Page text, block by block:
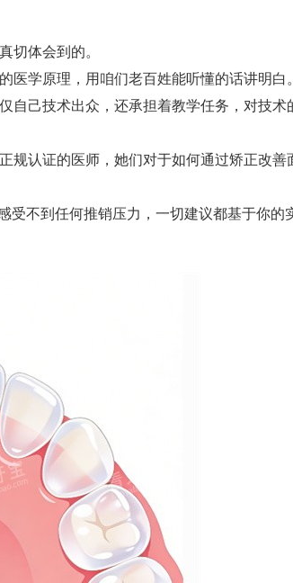
切体会到的。
学原理，用咱们老百姓能听懂的话讲明白。
自己技术出众，还承担着教学任务，对技术
规认证的医师，她们对于如何通过矫正改善
受不到任何推销压力，一切建议都基于你的